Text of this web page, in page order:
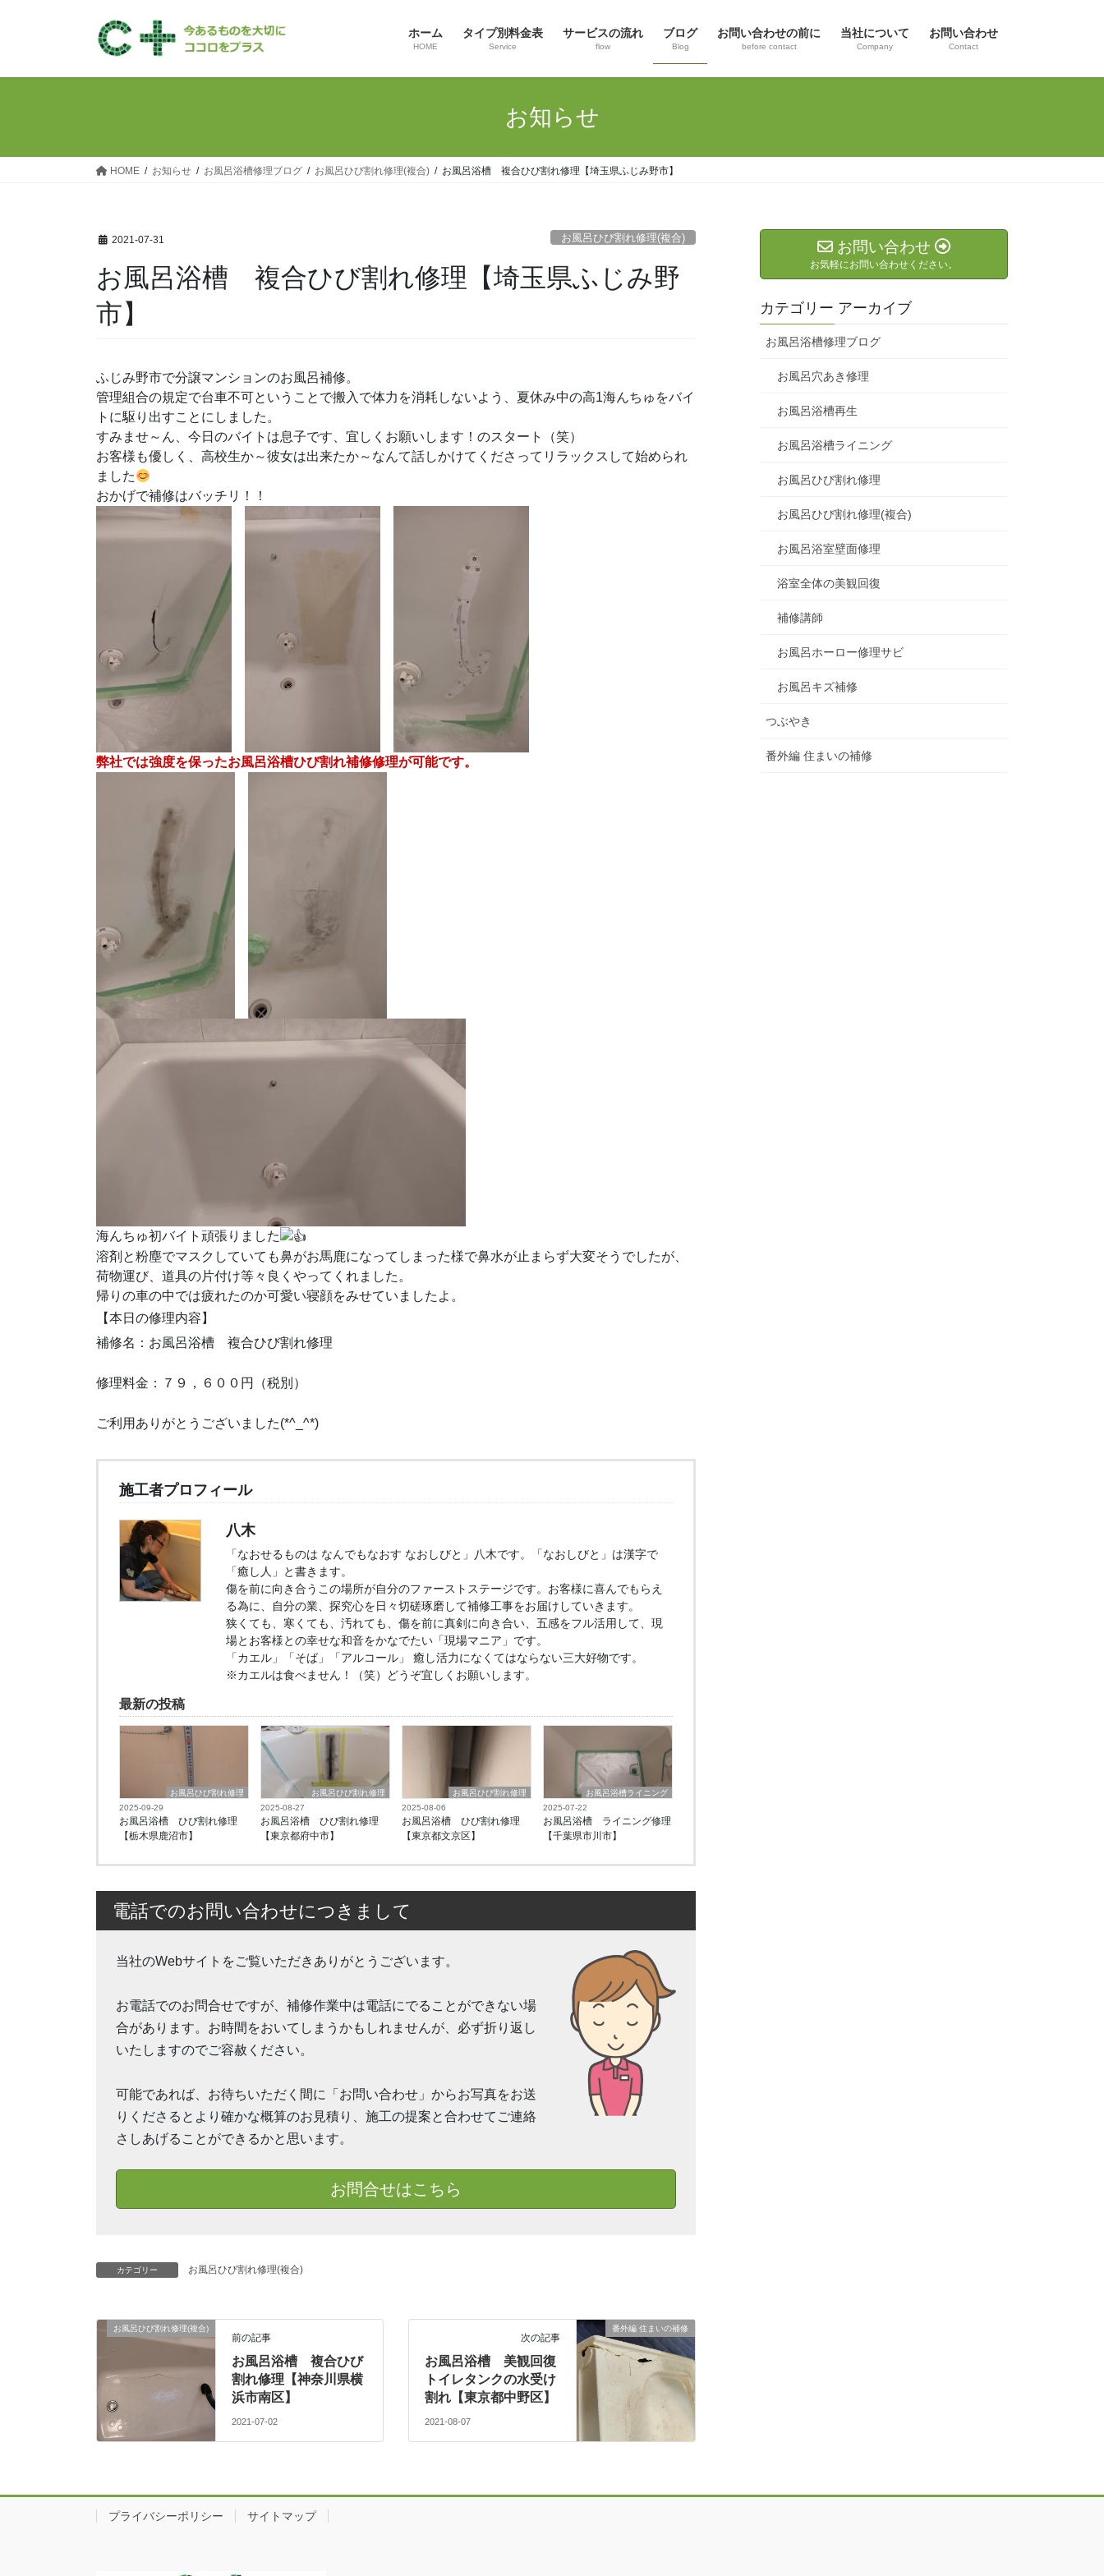
ホーム
HOME
タイプ別料金表
Service
サービスの流れ
flow
ブログ
Blog
お問い合わせの前に
before contact
当社について
Company
お問い合わせ
Contact
お知らせ
HOME お知らせ お風呂浴槽修理ブログ お風呂ひび割れ修理(複合) お風呂浴槽 複合ひび割れ修理【埼玉県ふじみ野市】
2021-07-31 お風呂ひび割れ修理(複合)
お風呂浴槽 複合ひび割れ修理【埼玉県ふじみ野
市】
ふじみ野市で分譲マンションのお風呂補修。
管理組合の規定で台車不可ということで搬入で体力を消耗しないよう、夏休み中の高1海んちゅをバイ
トに駆り出すことにしました。
すみませ～ん、今日のバイトは息子です、宜しくお願いします！のスタート（笑）
お客様も優しく、高校生か～彼女は出来たか～なんて話しかけてくださってリラックスして始められ
ました
おかげで補修はバッチリ！！
弊社では強度を保ったお風呂浴槽ひび割れ補修修理が可能です。
海んちゅ初バイト頑張りました
溶剤と粉塵でマスクしていても鼻がお馬鹿になってしまった様で鼻水が止まらず大変そうでしたが、
荷物運び、道具の片付け等々良くやってくれました。
帰りの車の中では疲れたのか可愛い寝顔をみせていましたよ。
【本日の修理内容】
補修名：お風呂浴槽 複合ひび割れ修理
修理料金：７９，６００円（税別）
ご利用ありがとうございました(*^_^*)
施工者プロフィール
八木
「なおせるものは なんでもなおす なおしびと」八木です。「なおしびと」は漢字で
「癒し人」と書きます。
傷を前に向き合うこの場所が自分のファーストステージです。お客様に喜んでもらえ
る為に、自分の業、探究心を日々切磋琢磨して補修工事をお届けしていきます。
狭くても、寒くても、汚れても、傷を前に真剣に向き合い、五感をフル活用して、現
場とお客様との幸せな和音をかなでたい「現場マニア」です。
「カエル」「そば」「アルコール」 癒し活力になくてはならない三大好物です。
※カエルは食べません！（笑）どうぞ宜しくお願いします。
最新の投稿
お風呂ひび割れ修理
2025-09-29
お風呂浴槽 ひび割れ修理
【栃木県鹿沼市】
お風呂ひび割れ修理
2025-08-27
お風呂浴槽 ひび割れ修理
【東京都府中市】
お風呂ひび割れ修理
2025-08-06
お風呂浴槽 ひび割れ修理
【東京都文京区】
お風呂浴槽ライニング
2025-07-22
お風呂浴槽 ライニング修理
【千葉県市川市】
電話でのお問い合わせにつきまして
当社のWebサイトをご覧いただきありがとうございます。
お電話でのお問合せですが、補修作業中は電話にでることができない場
合があります。お時間をおいてしまうかもしれませんが、必ず折り返し
いたしますのでご容赦ください。
可能であれば、お待ちいただく間に「お問い合わせ」からお写真をお送
りくださるとより確かな概算のお見積り、施工の提案と合わせてご連絡
さしあげることができるかと思います。
お問合せはこちら
カテゴリー お風呂ひび割れ修理(複合)
お風呂ひび割れ修理(複合)
前の記事
お風呂浴槽 複合ひび
割れ修理【神奈川県横
浜市南区】
2021-07-02
番外編 住まいの補修
次の記事
お風呂浴槽 美観回復
トイレタンクの水受け
割れ【東京都中野区】
2021-08-07
お問い合わせ
お気軽にお問い合わせください。
カテゴリー アーカイブ
お風呂浴槽修理ブログ
お風呂穴あき修理
お風呂浴槽再生
お風呂浴槽ライニング
お風呂ひび割れ修理
お風呂ひび割れ修理(複合)
お風呂浴室壁面修理
浴室全体の美観回復
補修講師
お風呂ホーロー修理サビ
お風呂キズ補修
つぶやき
番外編 住まいの補修
プライバシーポリシー サイトマップ